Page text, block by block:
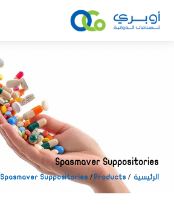
Spasmaver Suppositories
الرئيسية Products
Spasmaver Suppositories